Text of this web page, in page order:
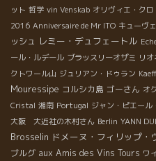
ット 哲学 vin Venskab オリヴィエ・クロ
2016 Anniversaire de Mr ITO キューヴ
ッシュ レミー・デュフェートル
ール・ルデール ブラッスリーオザミ リ
クトワール山 ジュリアン・ドゥラン
Mouressipe コルシカ島 ゴーさん オ
Cristal 湘南 Portugal ジャン・ピエール
大阪 大近社の木村さん Berlin YANN
Brosselin ドメーヌ・フィリップ・
ブルグ aux Amis des Vins Tours ワ